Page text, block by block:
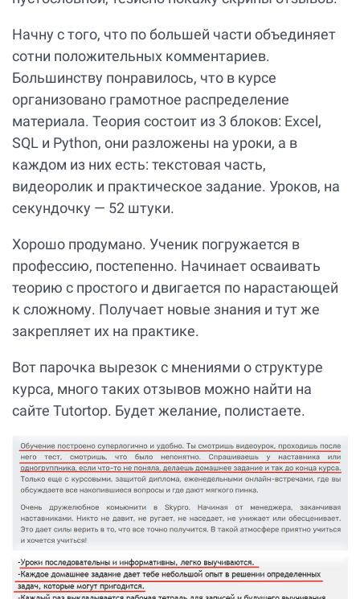
Начну с того, что по большей части объединяет
сотни положительных комментариев.
Большинству понравилось, что в курсе
организовано грамотное распределение
материала. Теория состоит из 3 блоков: Excel,
SQL и Python, они разложены на уроки, а в
каждом из них есть: текстовая часть,
видеоролик и практическое задание. Уроков, на
секундочку — 52 штуки.
Хорошо продумано. Ученик погружается в
профессию, постепенно. Начинает осваивать
теорию с простого и двигается по нарастающей
к сложному. Получает новые знания и тут же
закрепляет их на практике.
Вот парочка вырезок с мнениями о структуре
курса, много таких отзывов можно найти на
сайте Tutortop. Будет желание, полистаете.